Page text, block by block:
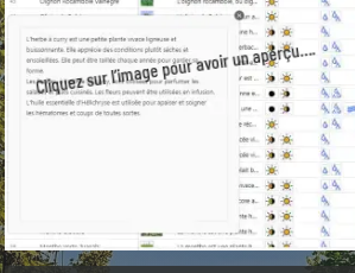
Cliquez sur l’image pour avoir un aperçu….